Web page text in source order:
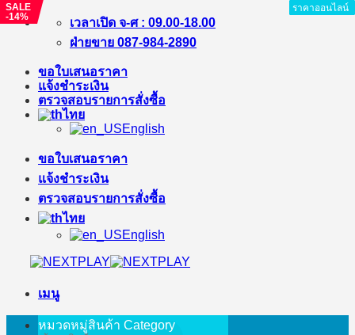
ข้าม
เนื้อหา
เวลาเปิด จ-ศ : 09.00-18.00
ฝ่ายขาย 087-984-2890
ขอใบเสนอราคา
แจ้งชำระเงิน
ตรวจสอบรายการสั่งซื้อ
ไทย
English
ขอใบเสนอราคา
แจ้งชำระเงิน
ตรวจสอบรายการสั่งซื้อ
ไทย
English
เมนู
ค้นหา:
หมวดหมู่สินค้า Category
ราคาออนไลน์
SALE
-14%
ราคาออนไลน์
ราคาออนไลน์
ราคาออนไลน์
ราคาออนไลน์
ราคาออนไลน์
ราคาออนไลน์
ราคาออนไลน์
ราคาออนไลน์